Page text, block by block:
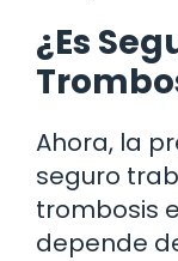
¿Es
Ahora, la
seguro
trombosis
depende